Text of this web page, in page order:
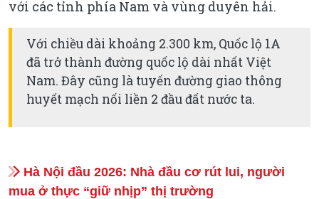
với các tỉnh phía Nam và vùng duyên hải.
Với chiều dài khoảng 2.300 km, Quốc lộ 1A
đã trở thành đường quốc lộ dài nhất Việt
Nam. Đây cũng là tuyến đường giao thông
huyết mạch nối liền 2 đầu đất nước ta.
Hà Nội đầu 2026: Nhà đầu cơ rút lui, người
mua ở thực “giữ nhịp” thị trường